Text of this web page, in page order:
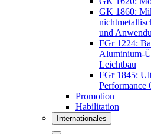
GK 1860:
und
FGr 1224:
Aluminium-
Leichtbau
FGr 1845:
Performance
Promotion
Habilitation
Internationales